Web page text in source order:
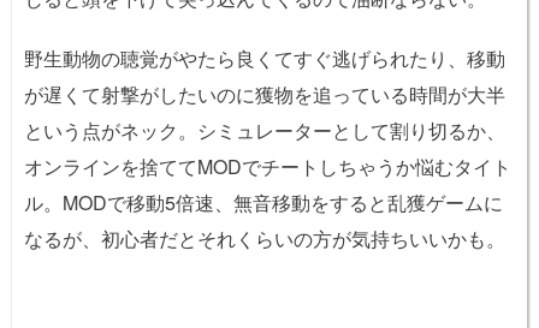
野生動物の聴覚がやたら良くてすぐ逃げられたり、移動
が遅くて射撃がしたいのに獲物を追っている時間が大半
という点がネック。シミュレーターとして割り切るか、
オンラインを捨ててMODでチートしちゃうか悩むタイト
ル。MODで移動5倍速、無音移動をすると乱獲ゲームに
なるが、初心者だとそれくらいの方が気持ちいいかも。